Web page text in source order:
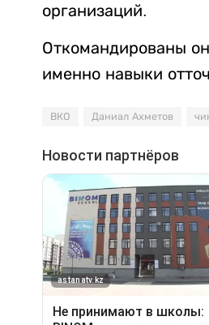
организаций.
Откомандированы
именно навыки
ВКО Даниал Ахметов